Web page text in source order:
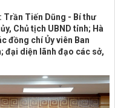
Trần Tiến Dũng - Bí thư
Chủ tịch UBND tỉnh; Hà
đồng chí Ủy viên Ban
đại diện lãnh đạo các sở,